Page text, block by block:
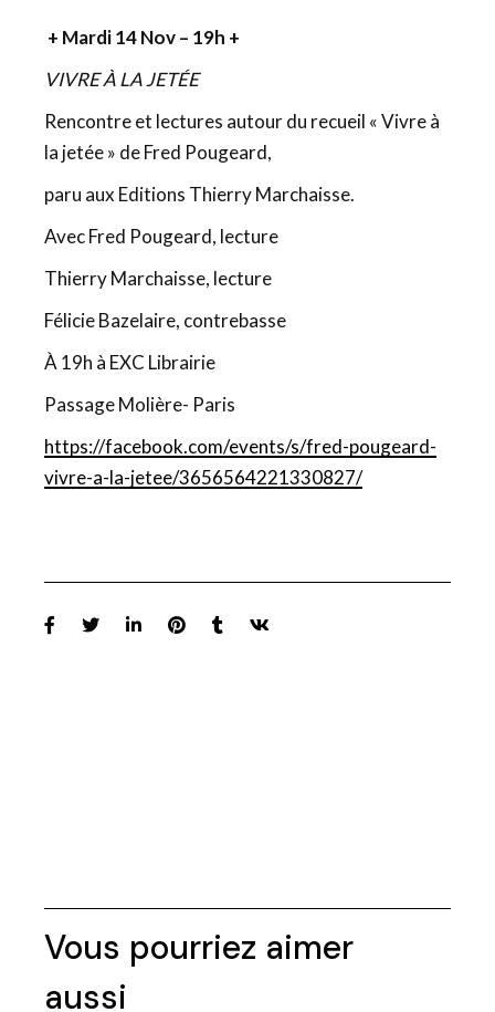
+ Mardi 14 Nov – 19h +
VIVRE À LA JETÉE
Rencontre et lectures autour du recueil « Vivre à
la jetée » de Fred Pougeard,
paru aux Editions Thierry Marchaisse.
Avec Fred Pougeard, lecture
Thierry Marchaisse, lecture
Félicie Bazelaire, contrebasse
À 19h à EXC Librairie
Passage Molière- Paris
https://facebook.com/events/s/fred-pougeard-
vivre-a-la-jetee/3656564221330827/